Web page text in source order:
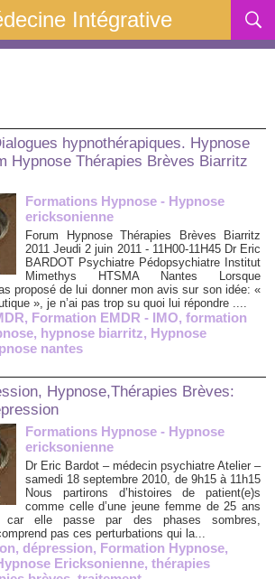
Intégrative
hypnothérapiques. Hypnose
Hypnose Thérapies Brèves Biarritz
Formations Hypnose - Hypnose
ericksonienne
Forum Hypnose Thérapies Brèves Biarritz
2011 Jeudi 2 juin 2011 - 11H00-11H45 Dr Eric
BARDOT Psychiatre Pédopsychiatre Institut
Mimethys HTSMA Nantes Lorsque
proposé de lui donner mon avis sur son idée: «
», je n’ai pas trop su quoi lui répondre ....
, Formation EMDR - IMO, formation
, hypnose biarritz, Hypnose
nantes
Hypnose,Thérapies Brèves:
Formations Hypnose - Hypnose
ericksonienne
Dr Eric Bardot – médecin psychiatre Atelier –
samedi 18 septembre 2010, de 9h15 à 11h15
Nous partirons d’histoires de patient(e)s
comme celle d’une jeune femme de 25 ans
car elle passe par des phases sombres,
pas ces perturbations qui la...
, dépression, Formation Hypnose,
Ericksonienne, thérapies